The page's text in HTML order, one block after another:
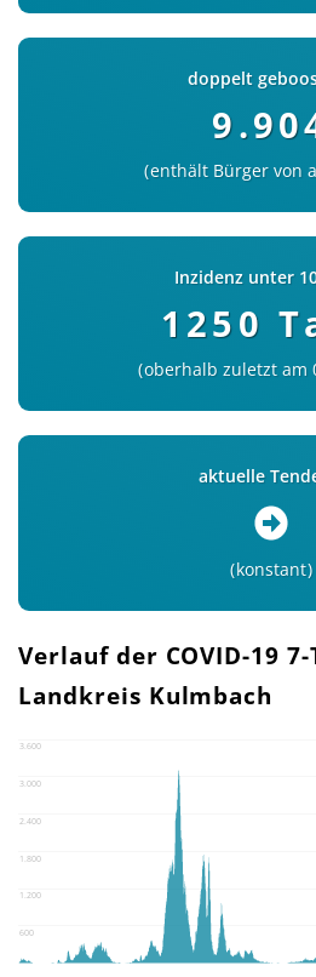
doppelt
enthält Bürger von
Inzidenz unter
1250
oberhalb zuletzt am
aktuelle
konstant
Verlauf der COVID-19
Landkreis Kulmbach
600
1.200
1.800
2.400
3.000
3.600